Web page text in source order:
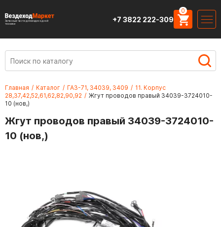
Запасные части для вездеходной
техники
+7 3822 222-309
0
Главная / Каталог / ГАЗ-71, 34039, 3409 / 11. Корпус
28,37,42,52,61,62,82,90,92 / Жгут проводов правый 34039-3724010-
10 (нов,)
Жгут проводов правый 34039-3724010-
10 (нов,)